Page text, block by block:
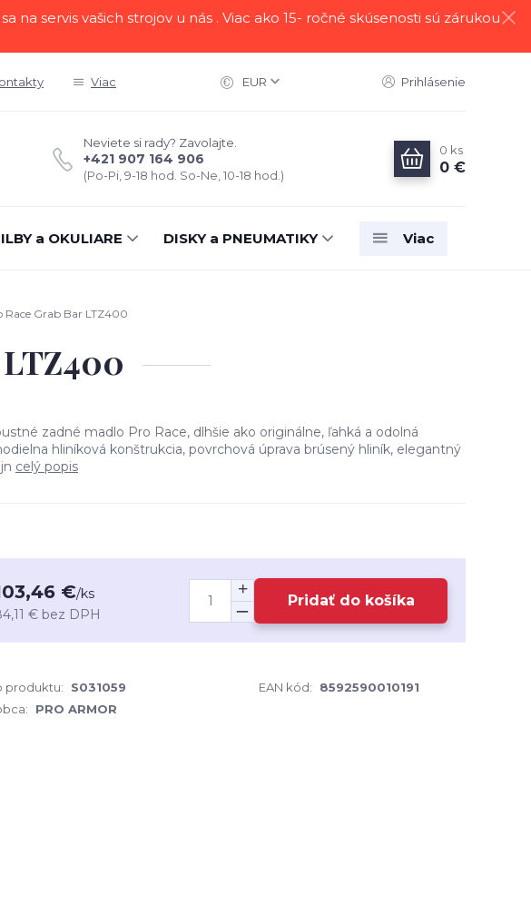
na servis vašich strojov u nás . Viac ako 15- ročné skúsenosti sú zárukou
Viac EUR Prihlásenie
Neviete si rady? Zavolajte.
+421 907 164 906
(Po-Pi, 9-18 hod. So-Ne, 10-18 hod.)
0 ks
0 €
a OKULIARE DISKY a PNEUMATIKY Viac
Race Grab Bar LTZ400
zadné madlo Pro Race, dlhšie ako originálne, ľahká a odolná
hliníková konštrukcia, povrchová úprava brúsený hliník, elegantný
celý popis
€/ks
€ bez DPH
Pridať do košíka
produktu: S031059 EAN kód:
8592590010191
PRO ARMOR